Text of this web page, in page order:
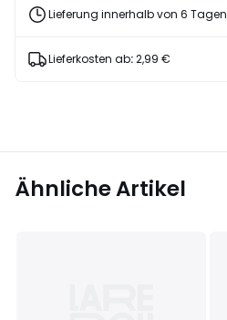
Lieferung innerhalb von 6 Tagen
Lieferkosten ab:2,99 €
Ähnliche Artikel